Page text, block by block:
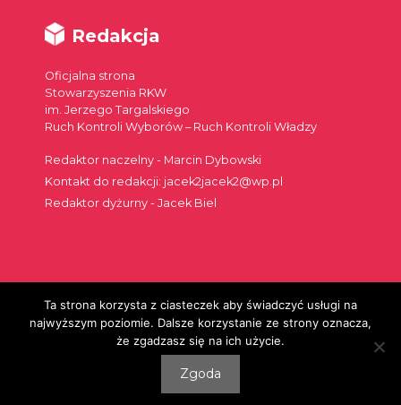
Redakcja
Oficjalna strona
Stowarzyszenia RKW
im. Jerzego Targalskiego
Ruch Kontroli Wyborów – Ruch Kontroli Władzy
Redaktor naczelny - Marcin Dybowski
Kontakt do redakcji: jacek2jacek2@wp.pl
Redaktor dyżurny - Jacek Biel
Szukaj:
© 2026
Ta strona korzysta z ciasteczek aby świadczyć usługi na
najwyższym poziomie. Dalsze korzystanie ze strony oznacza,
że zgadzasz się na ich użycie.
Zgoda